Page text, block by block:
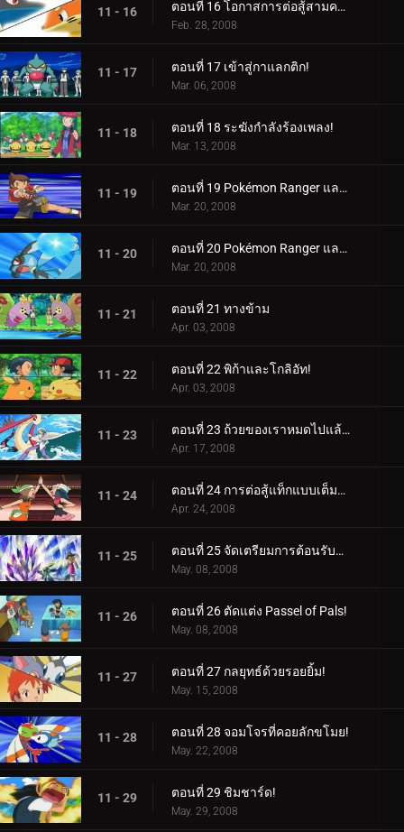
11 - 16 ตอนที่ 16 โอกาสการต่อสู้สามครั้ง!
Feb. 28, 2008
11 - 17 ตอนที่ 17 เข้าสู่กาแลกติก!
Mar. 06, 2008
11 - 18 ตอนที่ 18 ระฆังกำลังร้องเพลง!
Mar. 13, 2008
11 - 19 ตอนที่ 19 Pokémon Ranger และ Riolu ที่ถูกลักพาตัว! (1)
Mar. 20, 2008
11 - 20 ตอนที่ 20 Pokémon Ranger และ Riolu ที่ถูกลักพาตัว! (2)
Mar. 20, 2008
11 - 21 ตอนที่ 21 ทางข้าม
Apr. 03, 2008
11 - 22 ตอนที่ 22 พิก้าและโกลิอัท!
Apr. 03, 2008
11 - 23 ตอนที่ 23 ถ้วยของเราหมดไปแล้ว!
Apr. 17, 2008
11 - 24 ตอนที่ 24 การต่อสู้แท็กแบบเต็มหลักสูตร!
Apr. 24, 2008
11 - 25 ตอนที่ 25 จัดเตรียมการต้อนรับฮีโร่!
May. 08, 2008
11 - 26 ตอนที่ 26 ตัดแต่ง Passel of Pals!
May. 08, 2008
11 - 27 ตอนที่ 27 กลยุทธ์ด้วยรอยยิ้ม!
May. 15, 2008
11 - 28 ตอนที่ 28 จอมโจรที่คอยลักขโมย!
May. 22, 2008
11 - 29 ตอนที่ 29 ชิมชาร์ด!
May. 29, 2008